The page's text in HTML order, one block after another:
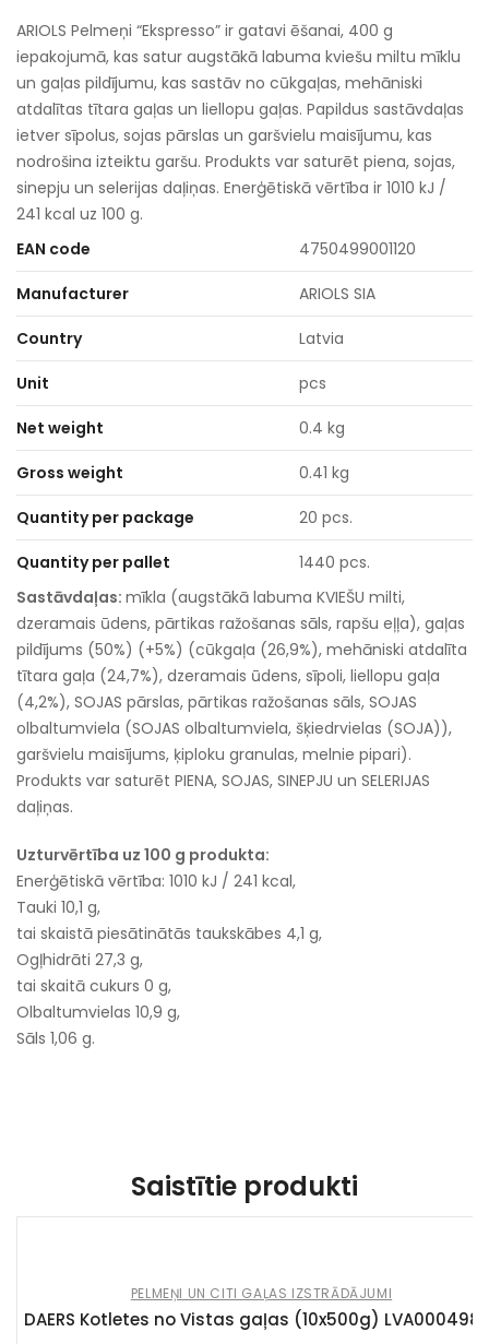
ARIOLS Pelmeņi “Ekspresso” ir gatavi ēšanai, 400 g
iepakojumā, kas satur augstākā labuma kviešu miltu mīklu
un gaļas pildījumu, kas sastāv no cūkgaļas, mehāniski
atdalītas tītara gaļas un liellopu gaļas. Papildus sastāvdaļas
ietver sīpolus, sojas pārslas un garšvielu maisījumu, kas
nodrošina izteiktu garšu. Produkts var saturēt piena, sojas,
sinepju un selerijas daļiņas. Enerģētiskā vērtība ir 1010 kJ /
241 kcal uz 100 g.
EAN code
4750499001120
Manufacturer ARIOLS SIA
Country Latvia
Unit pcs
Net weight 0.4 kg
Gross weight 0.41 kg
Quantity per package 20 pcs.
Quantity per pallet
1440 pcs.
Sastāvdaļas: mīkla (augstākā labuma KVIEŠU milti,
dzeramais ūdens, pārtikas ražošanas sāls, rapšu eļļa), gaļas
pildījums (50%) (+5%) (cūkgaļa (26,9%), mehāniski atdalīta
tītara gaļa (24,7%), dzeramais ūdens, sīpoli, liellopu gaļa
(4,2%), SOJAS pārslas, pārtikas ražošanas sāls, SOJAS
olbaltumviela (SOJAS olbaltumviela, šķiedrvielas (SOJA)),
garšvielu maisījums, ķiploku granulas, melnie pipari).
Produkts var saturēt PIENA, SOJAS, SINEPJU un SELERIJAS
daļiņas.
Uzturvērtība uz 100 g produkta:
Enerģētiskā vērtība: 1010 kJ / 241 kcal,
Tauki 10,1 g,
tai skaistā piesātinātās taukskābes 4,1 g,
Ogļhidrāti 27,3 g,
tai skaitā cukurs 0 g,
Olbaltumvielas 10,9 g,
Sāls 1,06 g.
Saistītie produkti
PELMEŅI UN CITI GAĻAS IZSTRĀDĀJUMI
DAERS Kotletes no Vistas gaļas (10x500g)